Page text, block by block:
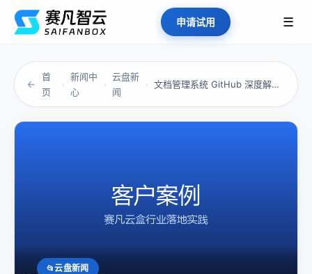
申请试用 ☰
←
首
页
›
新闻中
心
›
云盘新
闻
› 文档管理系统 GitHub 深度解析：为什么...
云盘新闻